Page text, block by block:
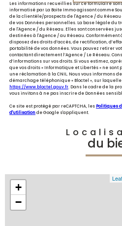
Les informations recueillies sur ce formulaire
informatisé par La Boite Immo agissant comme
de la clientèle/prospects de l'Agence / du
de vos Données personnelles. La base légale
de l'Agence / du Réseau. Elles sont conservées
destinées à l'Agence / au Réseau. Conformément
disposez des droits d’accès, de rectification,
portabilité de vos données. Vous pouvez retirer
contactant directement l’Agence / Le Réseau.
d’informations sur vos droits. Si vous estimez,
que vos droits « Informatique et Libertés » ne
une réclamation à la CNIL. Nous vous informons
démarchage téléphonique « Bloctel », sur
https://www.bloctel.gouv.fr. Dans le cadre de la
vous invitons à ne pas inscrire de Données
Ce site est protégé par reCAPTCHA, les Politiques
d'utilisationde Google s'appliquent.
du
+
−